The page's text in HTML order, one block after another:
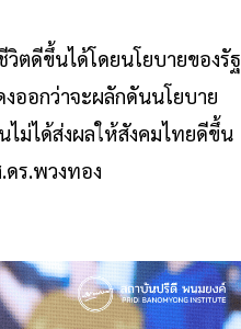
ตดีขึ้นได้โดยนโยบายของรัฐ
ออกว่าจะผลักดันนโยบาย
ไม่ได้ส่งผลให้สังคมไทยดีขึ้น
ดร.พวงทอง